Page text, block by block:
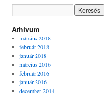
Arhívum
március 2018
február 2018
január 2018
március 2016
február 2016
január 2016
december 2014